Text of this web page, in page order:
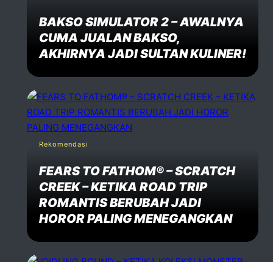
BAKSO SIMULATOR 2 – AWALNYA
CUMA JUALAN BAKSO,
AKHIRNYA JADI SULTAN KULINER!
Rekomendasi
FEARS TO FATHOM® – SCRATCH
CREEK – KETIKA ROAD TRIP
ROMANTIS BERUBAH JADI
HOROR PALING MENEGANGKAN